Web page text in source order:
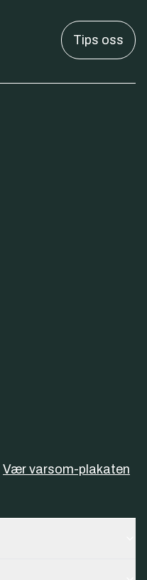
Tips oss
Vær varsom-plakaten